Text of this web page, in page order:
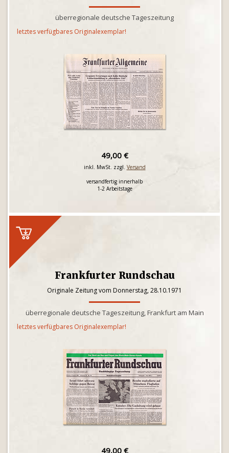
überregionale deutsche Tageszeitung
letztes verfügbares Originalexemplar!
49,00 €
inkl. MwSt. zzgl. Versand
versandfertig innerhalb
1-2 Arbeitstage
Frankfurter Rundschau
Originale Zeitung vom Donnerstag, 28.10.1971
überregionale deutsche Tageszeitung, Frankfurt am Main
letztes verfügbares Originalexemplar!
49,00 €